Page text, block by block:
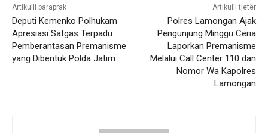
Artikulli paraprak
Deputi Kemenko Polhukam
Apresiasi Satgas Terpadu
Pemberantasan Premanisme
yang Dibentuk Polda Jatim
Artikulli tjetër
Polres Lamongan Ajak
Pengunjung Minggu Ceria
Laporkan Premanisme
Melalui Call Center 110 dan
Nomor Wa Kapolres
Lamongan